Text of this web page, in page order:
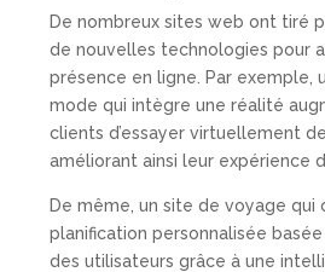
De nombreux sites web ont tiré
de nouvelles technologies pour
présence en ligne. Par exemple,
mode qui intègre une réalité
clients d’essayer virtuellement
améliorant ainsi leur expérience
De même, un site de voyage qui
planification personnalisée
des utilisateurs grâce à une